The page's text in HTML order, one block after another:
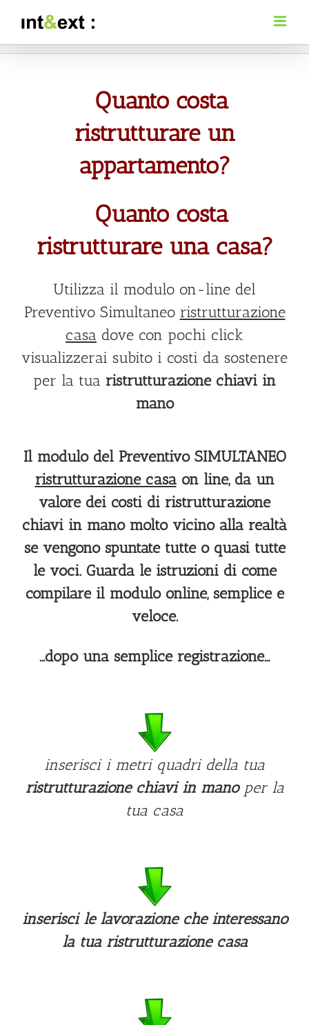
contenuto
Quanto costa
ristrutturare un
appartamento?
Quanto costa
ristrutturare una casa?
Utilizza il modulo on-line del
Preventivo Simultaneo ristrutturazione
casa dove con pochi click
visualizzerai subito i costi da sostenere
per la tua ristrutturazione chiavi in
mano
Il modulo del Preventivo SIMULTANEO
ristrutturazione casaon line, da un
valore dei costi di ristrutturazione
chiavi in mano molto vicino alla realtà
se vengono spuntate tutte o quasi tutte
le voci. Guarda le istruzioni di come
compilare il modulo online, semplice e
veloce.
…dopo una semplice registrazione…
inserisci i metri quadri della tua
ristrutturazione chiavi in manoper la
tua casa
inserisci le lavorazione che interessano
la tua ristrutturazione casa